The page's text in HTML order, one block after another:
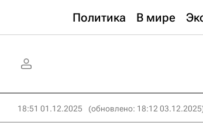
Политика В мире
18:51 01.12.2025 (обновлено: 18:12